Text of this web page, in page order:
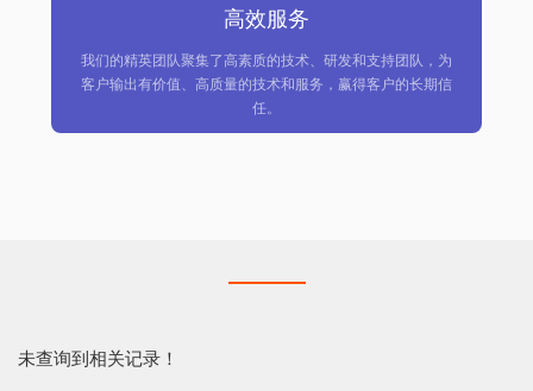
高效服务
我们的精英团队聚集了高素质的技术、研发和支持团队，为
客户输出有价值、高质量的技术和服务，赢得客户的长期信
任。
未查询到相关记录！